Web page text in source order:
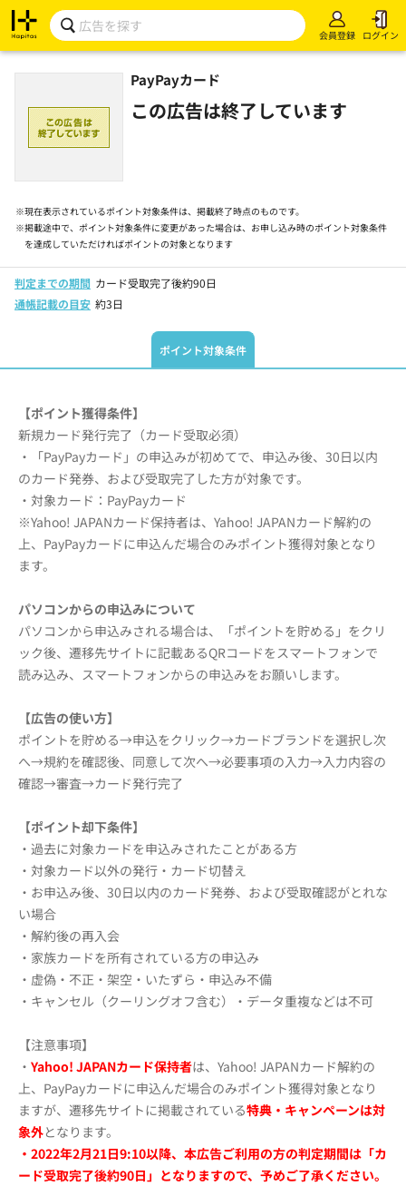
会員登録 ログイン
PayPayカード
この広告は終了しています
※現在表示されているポイント対象条件は、掲載終了時点のものです。
※掲載途中で、ポイント対象条件に変更があった場合は、お申し込み時のポイント対象条件
を達成していただければポイントの対象となります
判定までの期間 カード受取完了後約90日
通帳記載の目安 約3日
ポイント対象条件
【ポイント獲得条件】
新規カード発行完了（カード受取必須）
・「PayPayカード」の申込みが初めてで、申込み後、30日以内
のカード発券、および受取完了した方が対象です。
・対象カード：PayPayカード
※Yahoo! JAPANカード保持者は、Yahoo! JAPANカード解約の
上、PayPayカードに申込んだ場合のみポイント獲得対象となり
ます。
パソコンからの申込みについて
パソコンから申込みされる場合は、「ポイントを貯める」をクリ
ック後、遷移先サイトに記載あるQRコードをスマートフォンで
読み込み、スマートフォンからの申込みをお願いします。
【広告の使い方】
ポイントを貯める→申込をクリック→カードブランドを選択し次
へ→規約を確認後、同意して次へ→必要事項の入力→入力内容の
確認→審査→カード発行完了
【ポイント却下条件】
・過去に対象カードを申込みされたことがある方
・対象カード以外の発行・カード切替え
・お申込み後、30日以内のカード発券、および受取確認がとれな
い場合
・解約後の再入会
・家族カードを所有されている方の申込み
・虚偽・不正・架空・いたずら・申込み不備
・キャンセル（クーリングオフ含む）・データ重複などは不可
【注意事項】
・ Yahoo! JAPANカード保持者は、Yahoo! JAPANカード解約の
上、PayPayカードに申込んだ場合のみポイント獲得対象となり
ますが、遷移先サイトに掲載されている特典・キャンペーンは対
象外となります。
・ 2022年2月21日9:10以降、本広告ご利用の方の判定期間は「カ
ード受取完了後約90日」となりますので、予めご了承ください。